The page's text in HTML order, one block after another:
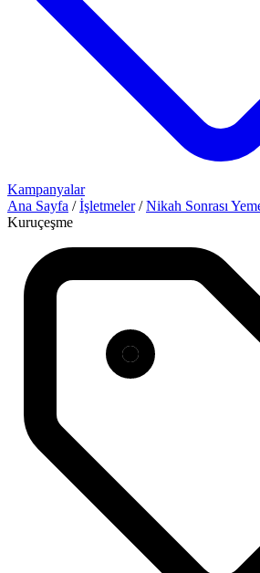
Kampanyalar
Ana Sayfa / İşletmeler / Nikah Sonrası
Kuruçeşme